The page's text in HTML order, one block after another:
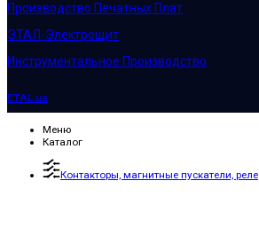
Производство Печатных Плат
ЭТАЛ-Электрощит
Инструментальное Производство
ETAL.ua
Меню
Каталог
Контакторы, магнитные пускатели, реле